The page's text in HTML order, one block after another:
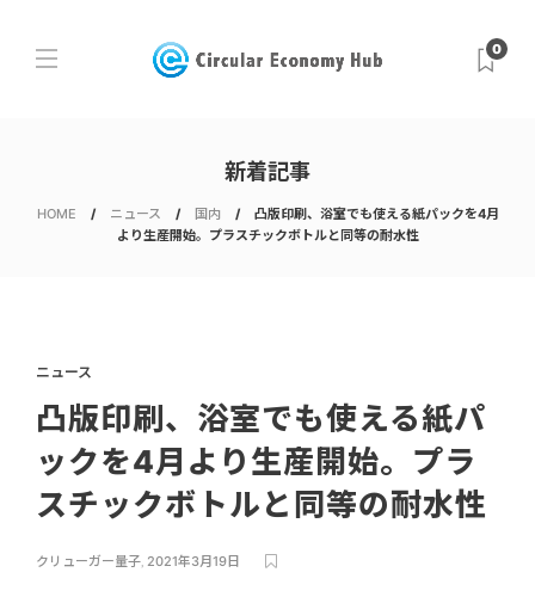
0
新着記事
HOME ニュース 国内
凸版印刷、浴室でも使える紙パックを4月
より生産開始。プラスチックボトルと同等の耐水性
ニュース
凸版印刷、浴室でも使える紙パ
ックを4月より生産開始。プラ
スチックボトルと同等の耐水性
クリューガー量子, 2021年3月19日